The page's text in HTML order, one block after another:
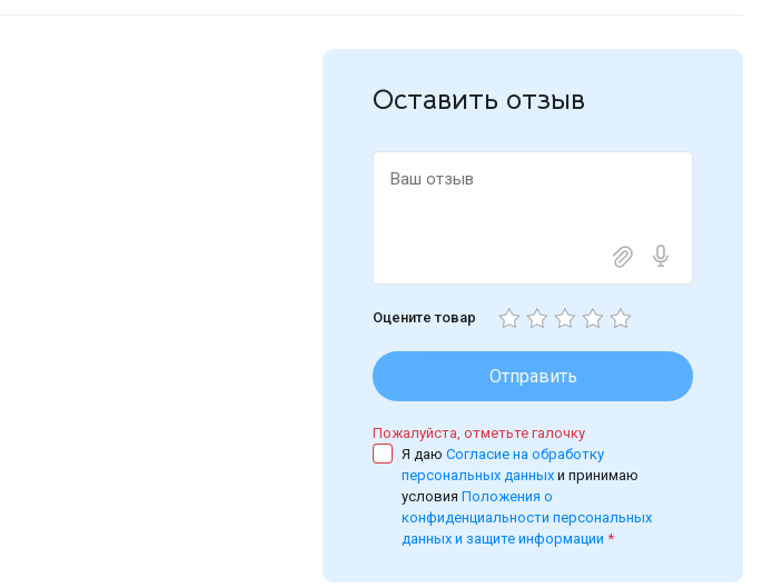
Оставить отзыв
Оцените товар
Отправить
Пожалуйста, отметьте галочку
Я даюСогласие на обработку
персональных данныхи принимаю
условияПоложения о
конфиденциальности персональных
данных и защите информации *